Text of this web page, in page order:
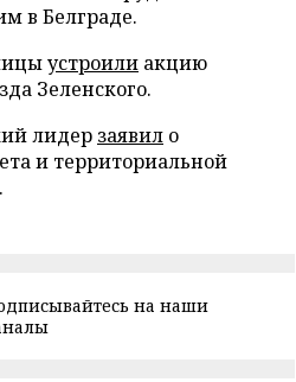
в Белграде.
устроили акцию
Зеленского.
лидер заявил о
и территориальной
на наши